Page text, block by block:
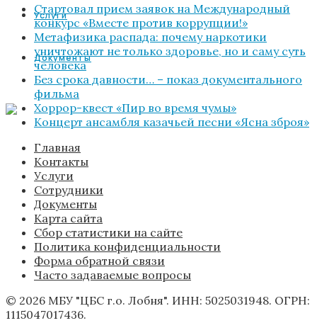
Услуги
Документы
Стартовал прием заявок на Международный
конкурс «Вместе против коррупции!»
Метафизика распада: почему наркотики
уничтожают не только здоровье, но и саму суть
человека
Без срока давности… – показ документального
фильма
Хоррор-квест «Пир во время чумы»
Концерт ансамбля казачьей песни «Ясна зброя»
Главная
Контакты
Услуги
Сотрудники
Документы
Карта сайта
Сбор статистики на сайте
Политика конфиденциальности
Форма обратной связи
Часто задаваемые вопросы
© 2026 МБУ "ЦБС г.о. Лобня". ИНН: 5025031948. ОГРН:
1115047017436.